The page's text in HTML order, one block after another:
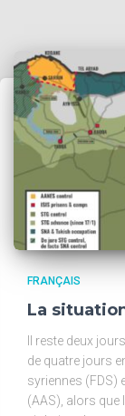
FRANÇAIS
La
Il reste deux
de quatre jours
syriennes (FDS)
(AAS), alors